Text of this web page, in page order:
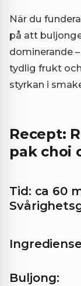
När du
på att
dominerande
tydlig frukt
styrkan i
Recept:
pak choi
Tid: ca 60
Buljong: